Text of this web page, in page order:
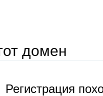
домен
Регистрация